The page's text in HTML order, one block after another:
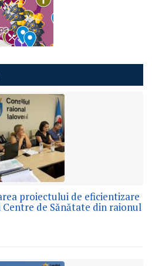
proiectului de eficientizare
de Sănătate din raionul